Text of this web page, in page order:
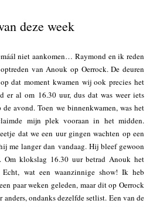
deze week
niet aankomen… Raymond en ik reden
van Anouk op Oerrock. De deuren
dat moment kwamen wij ook precies het
er al om 16.30 uur, dus dat was weer iets
avond. Toen we binnenkwamen, was het
mijn plek vooraan in het midden.
dat we een uur gingen wachten op een
me langer dan vandaag. Hij bleef gewoon
Om klokslag 16.30 uur betrad Anouk het
wat een waanzinnige show! Ik heb
paar weken geleden, maar dit op Oerrock
anders, ondanks dezelfde setlist. Een van de